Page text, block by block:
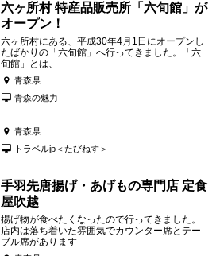
六ヶ所村 特産品販売所「六旬館」が
オープン！
六ヶ所村にある、平成30年4月1日にオープンし
たばかりの「六旬館」へ行ってきました。「六
旬館」とは、
青森県
青森の魅力
青森県
トラベルjp＜たびねす＞
手羽先唐揚げ・あげもの専門店 定食
屋吹越
揚げ物が食べたくなったので行ってきました。
店内は落ち着いた雰囲気でカウンター席とテー
ブル席があります